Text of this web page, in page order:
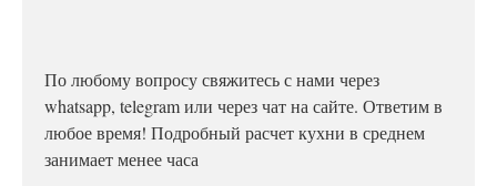
По любому вопросу свяжитесь с нами через
whatsapp, telegram или через чат на сайте. Ответим в
любое время! Подробный расчет кухни в среднем
занимает менее часа